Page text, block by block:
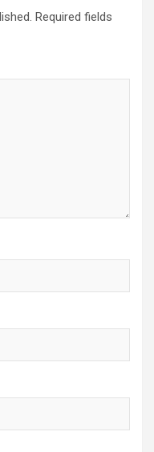
Required fields